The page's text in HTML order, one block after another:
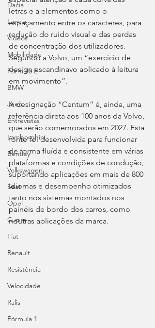
Dacia
Lancia
Videos
Mobilidade
Fórmula E
BMW
Jeep
Entrevistas
Lamborghini
Bentley
Volkswagen
Seat
Opel
Cupra
Fiat
Renault
Resistência
Velocidade
Ralis
Fórmula 1
letras e a elementos como o
espaçamento entre os caracteres, para
redução do ruído visual e das perdas
de concentração dos utilizadores.
Segundo a Volvo, um “exercício de
design escandinavo aplicado à leitura
em movimento”.
A designação “Centum” é, ainda, uma
referência direta aos 100 anos da Volvo,
que serão comemorados em 2027. Esta
fonte foi desenvolvida para funcionar
de forma fluída e consistente em várias
plataformas e condições de condução,
suportando aplicações em mais de 800
idiomas e desempenho otimizados
tanto nos sistemas montados nos
painéis de bordo dos carros, como
noutras aplicações da marca.